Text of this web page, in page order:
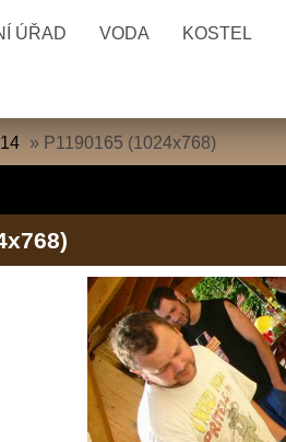
ÚŘAD VODA KOSTEL
» P1190165 (1024x768)